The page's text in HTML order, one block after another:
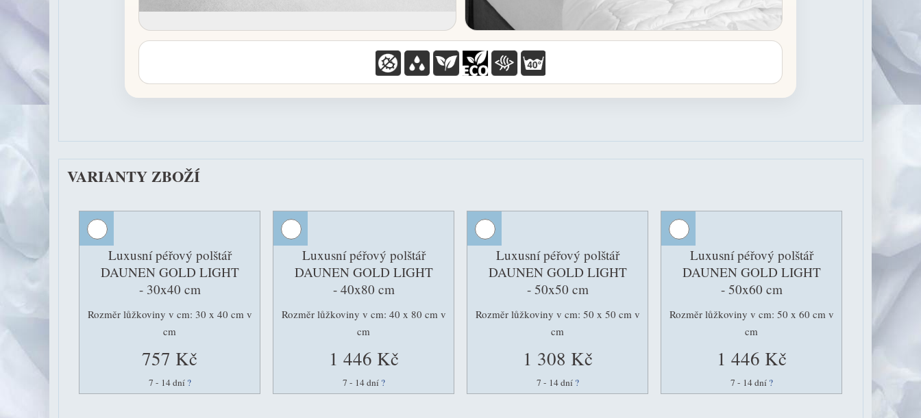
VARIANTY ZBOŽÍ
Luxusní péřový polštář
DAUNEN GOLD LIGHT
- 30x40 cm
Rozměr lůžkoviny v cm: 30 x 40 cm v
cm
757 Kč
7 - 14 dní ?
Luxusní péřový polštář
DAUNEN GOLD LIGHT
- 40x80 cm
Rozměr lůžkoviny v cm: 40 x 80 cm v
cm
1 446 Kč
7 - 14 dní ?
Luxusní péřový polštář
DAUNEN GOLD LIGHT
- 50x50 cm
Rozměr lůžkoviny v cm: 50 x 50 cm v
cm
1 308 Kč
7 - 14 dní ?
Luxusní péřový polštář
DAUNEN GOLD LIGHT
- 50x60 cm
Rozměr lůžkoviny v cm: 50 x 60 cm v
cm
1 446 Kč
7 - 14 dní ?